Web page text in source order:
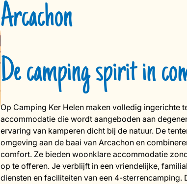
Arcachon
De camping spirit in
Op Camping Ker Helen maken volledig ingerichte
accommodatie die wordt aangeboden aan
ervaring van kamperen dicht bij de natuur. De
omgeving aan de baai van Arcachon en
comfort. Ze bieden woonklare accommodatie
op te offeren. Je verblijft in een vriendelijke,
diensten en faciliteiten van een 4-